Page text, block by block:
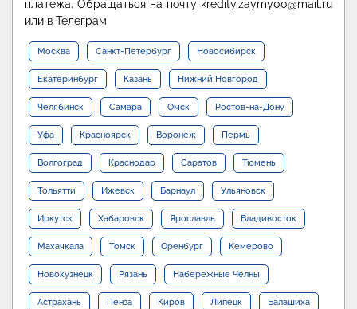
платежа. Обращаться на почту kredity.zaymy00@mail.ru
или в Телеграм
Москва Санкт-Петербург Новосибирск
Екатеринбург Казань Нижний Новгород
Челябинск Самара Омск Ростов-на-Дону
Уфа Красноярск Воронеж Пермь
Волгоград Краснодар Саратов Тюмень
Тольятти Ижевск Барнаул Ульяновск
Иркутск Хабаровск Ярославль Владивосток
Махачкала Томск Оренбург Кемерово
Новокузнецк Рязань Набережные Челны
Астрахань Пенза Киров Липецк Балашиха